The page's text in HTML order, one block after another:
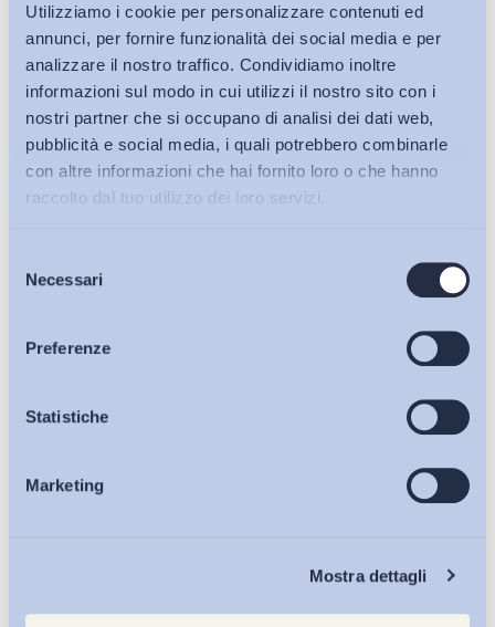
Utilizziamo i cookie per personalizzare contenuti ed
annunci, per fornire funzionalità dei social media e per
analizzare il nostro traffico. Condividiamo inoltre
informazioni sul modo in cui utilizzi il nostro sito con i
nostri partner che si occupano di analisi dei dati web,
pubblicità e social media, i quali potrebbero combinarle
con altre informazioni che hai fornito loro o che hanno
raccolto dal tuo utilizzo dei loro servizi.
delNecessari
Preferenze
Statistiche
Marketing
Mostra dettagli
Bollettini ADAPT
Articoli
Osservatori
Eventi
Ho letto e Accetto il trattamento dei dati personali descritti
Iscriviti